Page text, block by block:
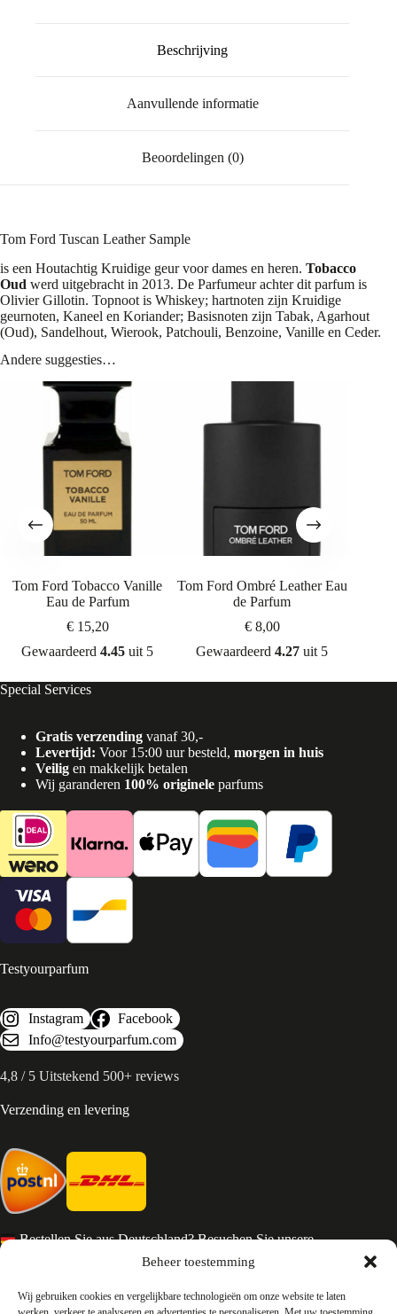
Beheer toestemming
Wij gebruiken cookies en vergelijkbare technologieën om onze website te laten
Beschrijving
Aanvullende informatie
Beoordelingen (0)
Tom Ford Tuscan Leather Sample
is een Houtachtig Kruidige geur voor dames en heren. Tobacco
Oud werd uitgebracht in 2013. De Parfumeur achter dit parfum is
Olivier Gillotin. Topnoot is Whiskey; hartnoten zijn Kruidige
geurnoten, Kaneel en Koriander; Basisnoten zijn Tabak, Agarhout
(Oud), Sandelhout, Wierook, Patchouli, Benzoine, Vanille en Ceder.
Andere suggesties…
Tom Ford Tobacco Vanille
Eau de Parfum
€15,20
Gewaardeerd4.45 uit 5
Tom Ford Ombré Leather Eau
de Parfum
€8,00
Gewaardeerd4.27 uit 5
Special Services
Gratis verzending vanaf 30,-
Levertijd: Voor 15:00 uur besteld, morgen in huis
Veilig en makkelijk betalen
Wij garanderen 100% originele parfums
Testyourparfum
Instagram
Facebook
Info@testyourparfum.com
4,8 / 5 Uitstekend 500+ reviews
Verzending en levering
Bestellen Sie aus Deutschland? Besuchen Sie unsere
Services en Contact